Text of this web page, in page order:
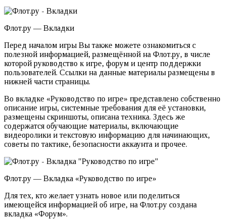
Флот.ру — Вкладки
Перед началом игры Вы также можете ознакомиться с
полезной информацией, размещённой на Флот.ру, в числе
которой руководство к игре, форум и центр поддержки
пользователей. Ссылки на данные материалы размещены в
нижней части страницы.
Во вкладке «Руководство по игре» представлено собственно
описание игры, системные требования для её установки,
размещены скриншоты, описана техника. Здесь же
содержатся обучающие материалы, включающие
видеоролики и текстовую информацию для начинающих,
советы по тактике, безопасности аккаунта и прочее.
Флот.ру — Вкладка «Руководство по игре»
Для тех, кто желает узнать новое или поделиться
имеющейся информацией об игре, на Флот.ру создана
вкладка «Форум».